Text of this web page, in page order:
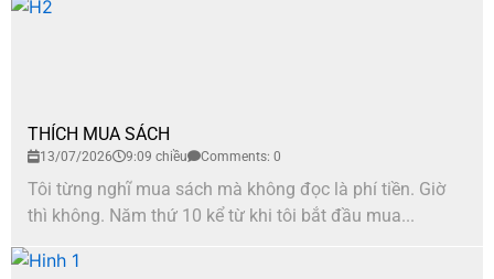
THÍCH MUA SÁCH
13/07/2026 9:09 chiều Comments: 0
Tôi từng nghĩ mua sách mà không đọc là phí tiền. Giờ
thì không. Năm thứ 10 kể từ khi tôi bắt đầu mua...